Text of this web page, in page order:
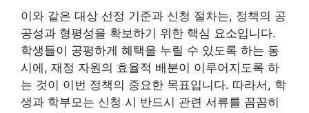
이와 같은 대상 선정 기준과 신청 절차는, 정책의 공
공성과 형평성을 확보하기 위한 핵심 요소입니다.
학생들이 공평하게 혜택을 누릴 수 있도록 하는 동
시에, 재정 자원의 효율적 배분이 이루어지도록 하
는 것이 이번 정책의 중요한 목표입니다. 따라서, 학
생과 학부모는 신청 시 반드시 관련 서류를 꼼꼼히